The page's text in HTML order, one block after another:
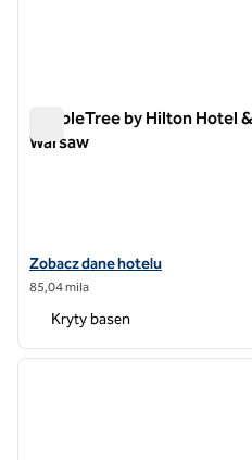
DoubleTree by Hilton Hotel
Warsaw
Zobacz szczegóły hotelu
Zobacz dane hotelu
85,04 mila
Kryty basen
1 z 12